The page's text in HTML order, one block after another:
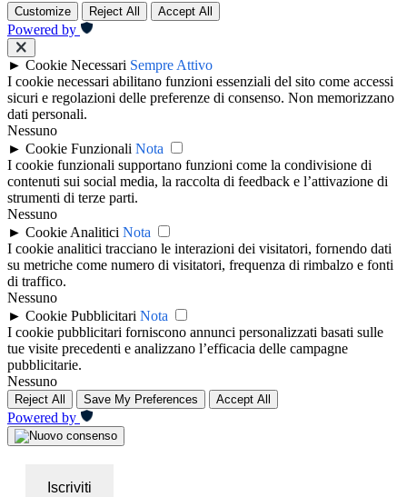
Customize Reject All Accept All
Powered by
► Cookie Necessari Sempre Attivo
I cookie necessari abilitano funzioni essenziali del sito come accessi
sicuri e regolazioni delle preferenze di consenso. Non memorizzano
dati personali.
Nessuno
► Cookie Funzionali Nota
I cookie funzionali supportano funzioni come la condivisione di
contenuti sui social media, la raccolta di feedback e l’attivazione di
strumenti di terze parti.
Nessuno
► Cookie Analitici Nota
I cookie analitici tracciano le interazioni dei visitatori, fornendo dati
su metriche come numero di visitatori, frequenza di rimbalzo e fonti
di traffico.
Nessuno
► Cookie Pubblicitari Nota
I cookie pubblicitari forniscono annunci personalizzati basati sulle
tue visite precedenti e analizzano l’efficacia delle campagne
pubblicitarie.
Nessuno
Reject All Save My Preferences Accept All
Powered by
Iscriviti